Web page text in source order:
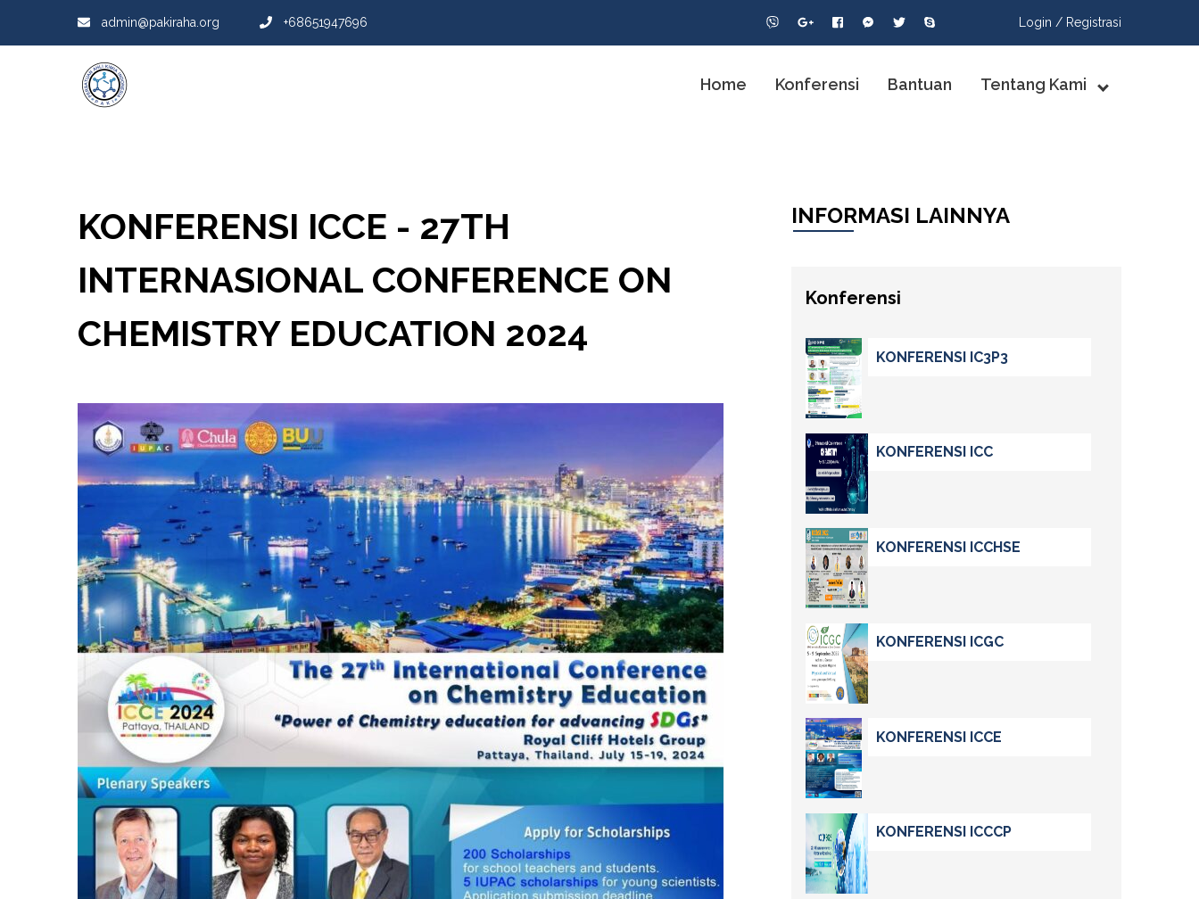
admin@pakiraha.org +68651947696 Login / Registrasi
Home Konferensi Bantuan Tentang Kami
KONFERENSI ICCE - 27TH
INTERNASIONAL CONFERENCE ON
CHEMISTRY EDUCATION 2024
INFORMASI LAINNYA
Konferensi
KONFERENSI IC3P3
KONFERENSI ICC
KONFERENSI ICCHSE
KONFERENSI ICGC
KONFERENSI ICCE
KONFERENSI ICCCP